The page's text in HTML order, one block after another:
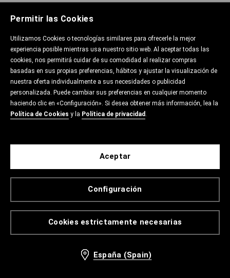
Permitir las Cookies
Utilizamos Cookies o tecnologías similares para ofrecerle la mejor
experiencia posible mientras usa nuestro sitio web. Al aceptar todas las
cookies, nos permitirá cuidar de su comodidad al realizar compras
basadas en sus propias preferencias, hábitos y ajustar la visualización de
nuestra oferta individualmente a sus necesidades o publicidad
personalizada. Puede cambiar sus preferencias en cualquier momento
haciendo clic en «Configuración». Si desea obtener más información, lea la
Política de Cookies y la Política de privacidad.
Cookies estrictamente necesarias
Configuración
Aceptar
España (Spain)